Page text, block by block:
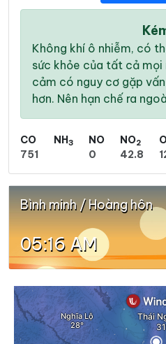
Không khí ô nhiễm, có
sức khỏe của tất cả mọi
cảm có nguy cơ gặp
hơn. Nên hạn chế ra
CO
751
NH3
NO
0
NO2
42.8
Bình minh / Hoàng hôn
05:16 AM